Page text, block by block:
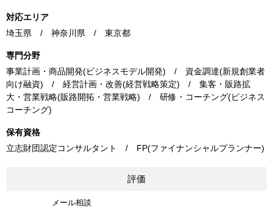
対応エリア
埼玉県 / 神奈川県 / 東京都
専門分野
事業計画・商品開発(ビジネスモデル開発) / 資金調達(新規創業者
向け融資) / 経営計画・改善(経営戦略策定) / 集客・販路拡
大・営業戦略(販路開拓・営業戦略) / 研修・コーチング(ビジネス
コーチング)
保有資格
立志財団認定コンサルタント / FP(ファイナンシャルプランナー)
評価
メール相談